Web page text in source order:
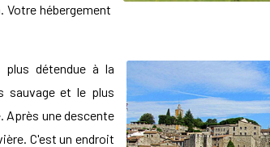
Votre hébergement
détendue à la
sauvage et le plus
Après une descente
C'est un endroit